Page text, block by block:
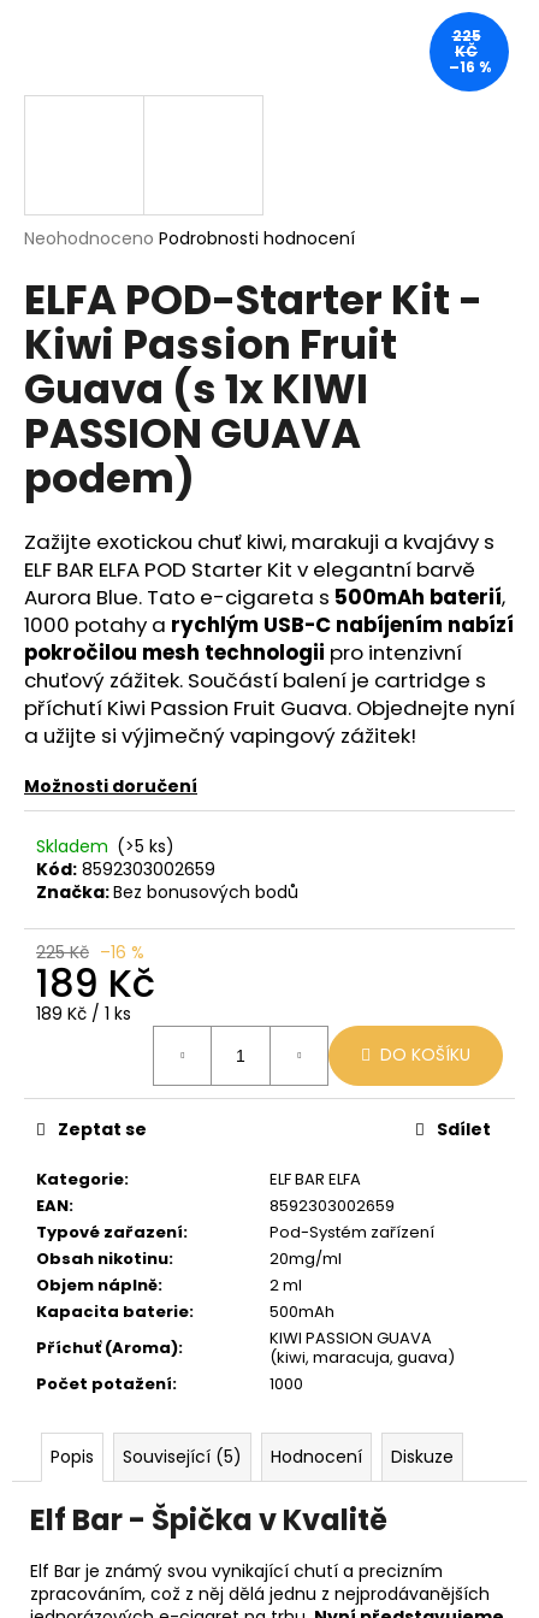
Průměrné
produktu
je
0,0
5
hvězdiček.
Neohodnoceno Podrobnosti hodnocení
ELFA POD-Starter Kit -
Kiwi Passion Fruit
Guava (s 1x KIWI
PASSION GUAVA
podem)
Zažijte exotickou chuť kiwi, marakuji a kvajávy s
ELF BAR ELFA POD Starter Kit v elegantní barvě
Aurora Blue. Tato e-cigareta s 500mAh baterií,
1000 potahy a rychlým USB-C nabíjením nabízí
pokročilou mesh technologii pro intenzivní
chuťový zážitek. Součástí balení je cartridge s
příchutí Kiwi Passion Fruit Guava. Objednejte nyní
a užijte si výjimečný vapingový zážitek!
Možnosti doručení
Skladem (>5 ks)
Kód: 8592303002659
Značka:Bez bonusových bodů
225 Kč –16 %
189 Kč
Měrná
189 Kč / 1 ks
DO KOŠÍKU
Kategorie:
ELF BAR ELFA
EAN:
8592303002659
Typové zařazení:
Pod-Systém zařízení
Obsah nikotinu:
20mg/ml
Objem náplně:
2 ml
Kapacita baterie:
500mAh
Příchuť (Aroma):
KIWI PASSION GUAVA
(kiwi, maracuja, guava)
Počet potažení: 1000
Zeptat se Sdílet
225
KČ
–16 %
Popis Související (5) Hodnocení Diskuze
Elf Bar - Špička v Kvalitě
Elf Bar je známý svou vynikající chutí a precizním
zpracováním, což z něj dělá jednu z nejprodávanějších
í
D
o
p
o
r
č
u
j
e
m
e
JDI
ROMIO
POD
89
Kč
Původně:
109
Kč